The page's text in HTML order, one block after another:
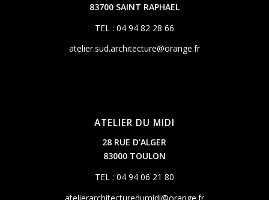
83700 SAINT RAPHAEL
TEL : 04 94 82 28 66
atelier.sud.architecture@orange.fr
ATELIER DU MIDI
28 RUE D’ALGER
83000 TOULON
TEL : 04 94 06 21 80